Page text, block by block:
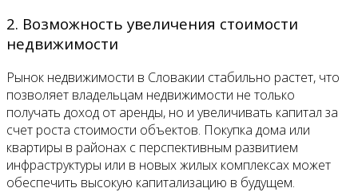
2. Возможность увеличения стоимости
недвижимости
Рынок недвижимости в Словакии стабильно растет, что
позволяет владельцам недвижимости не только
получать доход от аренды, но и увеличивать капитал за
счет роста стоимости объектов. Покупка дома или
квартиры в районах с перспективным развитием
инфраструктуры или в новых жилых комплексах может
обеспечить высокую капитализацию в будущем.